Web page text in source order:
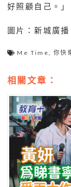
好照顧自己。」
圖片：新城廣播
Me Time,你快
相關文章：